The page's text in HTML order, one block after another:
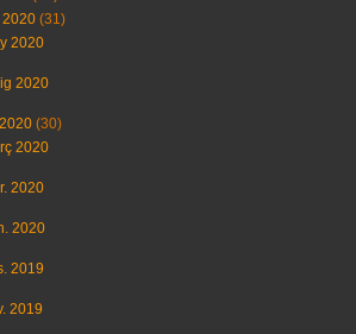
(31)
2020
2020
(30)
2020
2020
2020
2019
2019